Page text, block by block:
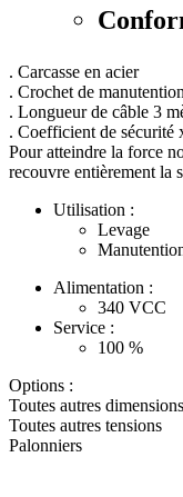
. Carcasse en acier
. Crochet de
. Longueur de câble 3
. Coefficient de sécurité
Pour atteindre la force
recouvre entièrement la
Utilisation :
Levage
Alimentation :
340 VCC
Service :
100 %
Options :
Toutes autres
Toutes autres tensions
Palonniers